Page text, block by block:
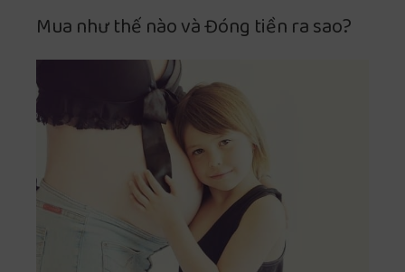
Mua như thế nào và Đóng tiền ra sao?